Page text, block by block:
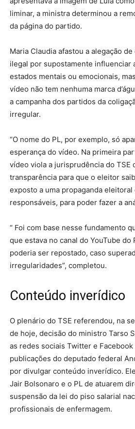
liminar, a ministra determinou a
da página do partido.
Maria Claudia afastou a alegação
ilegal por supostamente influenciar
estados mentais ou emocionais,
vídeo não tem nenhuma marca
a campanha dos partidos da
irregular.
“O nome do PL, por exemplo, só
esperança do vídeo. Na primeira
vídeo viola a jurisprudência do TSE
transparência para que o eleitor
exposto a uma propaganda eleitoral
responsáveis, para poder fazer a
“ Foi com base nesse fundamento
que estava no canal do YouTube do
poderia ser repostado, caso
irregularidades”, completou.
Conteúdo inverídico
O plenário do TSE referendou, na
de hoje, decisão do ministro Tarso
as redes sociais Twitter e
publicações do deputado federal
por divulgar conteúdo inverídico.
Jair Bolsonaro e o PL de atuarem
suspensão da lei do piso salarial
profissionais de enfermagem.